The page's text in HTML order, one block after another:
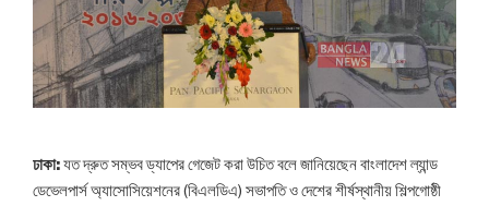
ঢাকা:যত দ্রুত সম্ভব ড্যাপের গেজেট করা উচিত বলে জানিয়েছেন বাংলাদেশ ল্যান্ড
ডেভেলপার্স অ্যাসোসিয়েশনের (বিএলডিএ) সভাপতি ও দেশের শীর্ষস্থানীয় শিল্পগোষ্ঠী